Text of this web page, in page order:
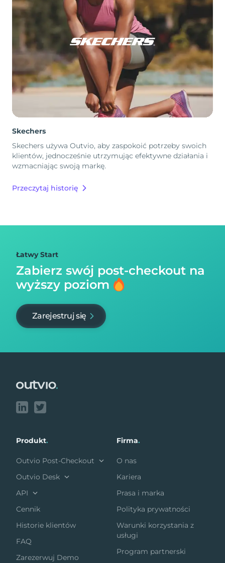
Skechers
Skechers używa Outvio, aby zaspokoić potrzeby swoich
klientów, jednocześnie utrzymując efektywne działania i
wzmacniając swoją markę.
Przeczytaj historię
Łatwy Start
Zabierz swój post-checkout na
wyższy poziom
Zarejestruj się
Produkt.
Outvio Post-Checkout
Outvio Desk
API
Cennik
Historie klientów
FAQ
Zarezerwuj Demo
Firma.
O nas
Kariera
Prasa i marka
Polityka prywatności
Warunki korzystania z
usługi
Program partnerski